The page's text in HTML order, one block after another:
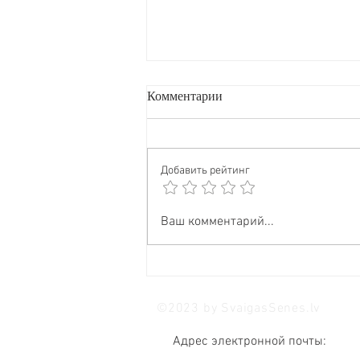
🦁 Острота ума и природное
спокойствие в одном грибе?
Комментарии
Добавить рейтинг
Ваш комментарий...
Адрес электронной почты: